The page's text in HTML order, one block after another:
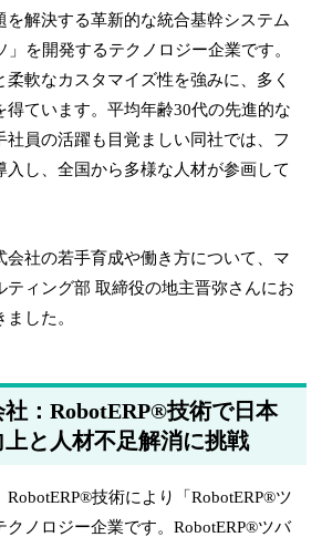
を解決する革新的な統合基幹システム
」を開発するテクノロジー企業です。
軟なカスタマイズ性を強みに、多く
得ています。平均年齢30代の先進的な
社員の活躍も目覚ましい同社では、フ
入し、全国から多様な人材が参画して
会社の若手育成や働き方について、マ
ティング部 取締役の地主晋弥さんにお
した。
：RobotERP®技術で日本
と人材不足解消に挑戦
技術により「RobotERP®ツ
ノロジー企業です。RobotERP®ツバ